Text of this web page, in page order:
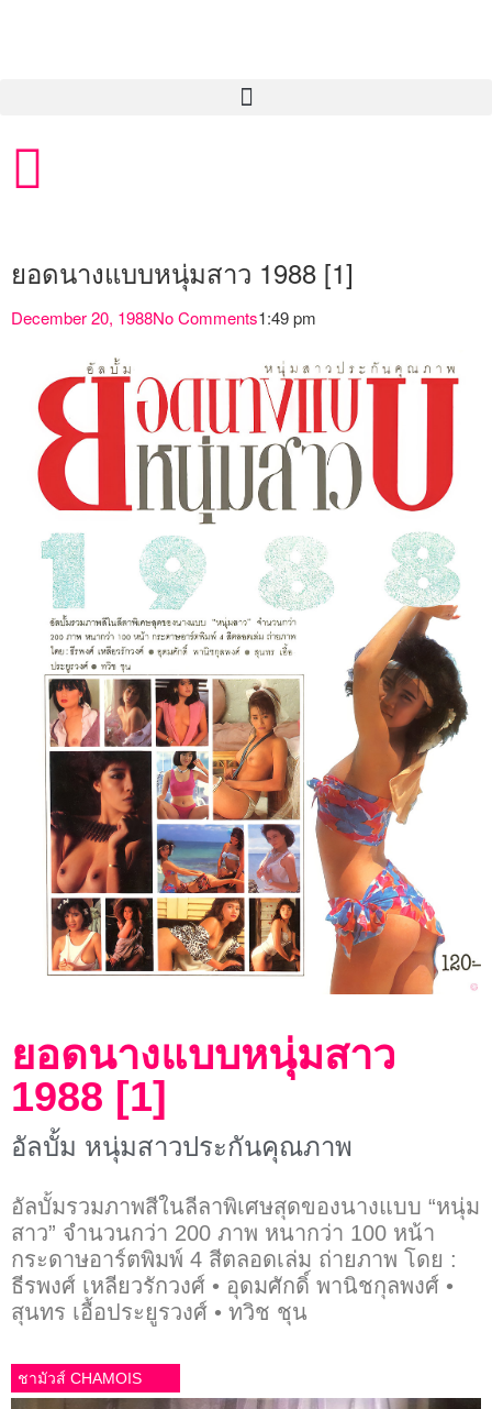
ยอดนางแบบหนุ่มสาว 1988 [1]
December 20, 1988No Comments1:49 pm
ยอดนางแบบหนุ่มสาว
1988 [1]
อัลบั้ม หนุ่มสาวประกันคุณภาพ
อัลบั้มรวมภาพสีในลีลาพิเศษสุดของนางแบบ “หนุ่ม
สาว” จำนวนกว่า 200 ภาพ หนากว่า 100 หน้า
กระดาษอาร์ตพิมพ์ 4 สีตลอดเล่ม ถ่ายภาพ โดย :
ธีรพงศ์ เหลียวรักวงศ์ • อุดมศักดิ์ พานิชกุลพงศ์ •
สุนทร เอื้อประยูรวงศ์ • ทวิช ชุน
ชามัวส์ CHAMOIS